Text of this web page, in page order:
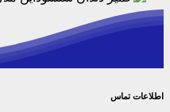
اطلاعات تماس